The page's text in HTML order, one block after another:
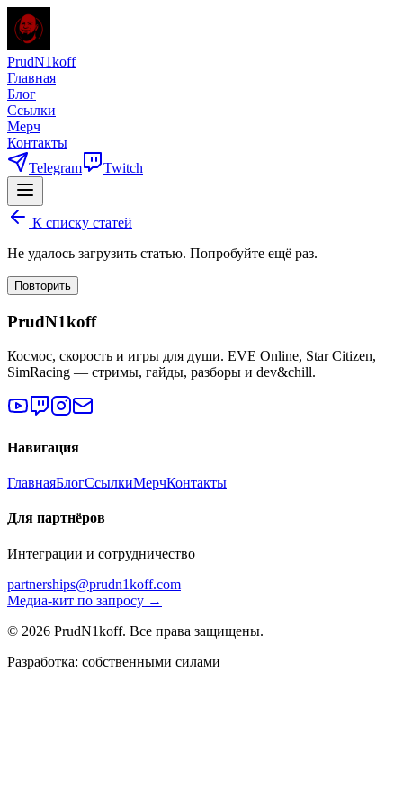
PrudN1koff
Главная
Блог
Ссылки
Мерч
Контакты
Telegram
Twitch
К списку статей
Не удалось загрузить статью. Попробуйте ещё раз.
Повторить
PrudN1koff
Космос, скорость и игры для души. EVE Online, Star Citizen,
SimRacing — стримы, гайды, разборы и dev&chill.
Навигация
ГлавнаяБлогСсылкиМерчКонтакты
Для партнёров
Интеграции и сотрудничество
partnerships@prudn1koff.com
Медиа-кит по запросу →
© 2026 PrudN1koff. Все права защищены.
Разработка: собственными силами